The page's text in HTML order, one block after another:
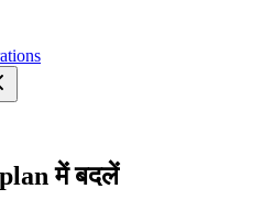
में बदलें